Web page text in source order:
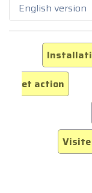
English version
et action